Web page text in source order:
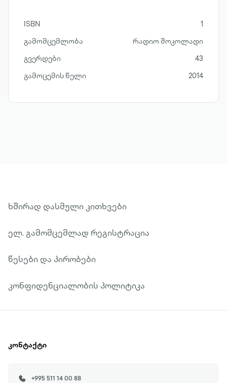
ISBN
1
გამომცემლობა
რადიო შოკოლადი
გვერდები
43
გამოცემის წელი
2014
ხშირად დასმული კითხვები
ელ. გამომცემლად რეგისტრაცია
წესები და პირობები
კონფიდენციალობის პოლიტიკა
კონტაქტი
+995 511 14 00 88